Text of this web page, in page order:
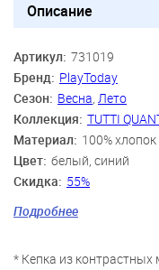
Описание
Артикул: 731019
Бренд: PlayToday
Сезон: Весна, Лето
Коллекция: TUTTI
Материал: 100% хлопок
Цвет: белый, синий
Скидка: 55%
Мальчики
Возраст: 3 года-4 года,
Подробнее
* Кепка из